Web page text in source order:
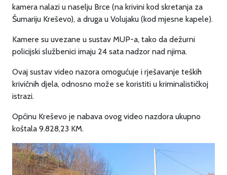
kamera nalazi u naselju Brce (na krivini kod skretanja za
Šumariju Kreševo), a druga u Volujaku (kod mjesne kapele).
Kamere su uvezane u sustav MUP-a, tako da dežurni
policijski službenici imaju 24 sata nadzor nad njima.
Ovaj sustav video nazora omogućuje i rješavanje teških
krivičnih djela, odnosno može se koristiti u kriminalističkoj
istrazi.
Općinu Kreševo je nabava ovog video nazdora ukupno
koštala 9.828,23 KM.